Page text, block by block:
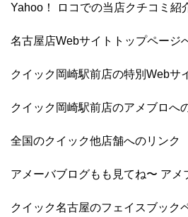
Yahoo！ ロコでの当店クチコミ紹
名古屋店Webサイトトップページ
クイック岡崎駅前店の特別Webサ
クイック岡崎駅前店のアメブロへ
全国のクイック他店舗へのリンク
アメーバブログもも見てね〜 アメ
クイック名古屋のフェイスブック